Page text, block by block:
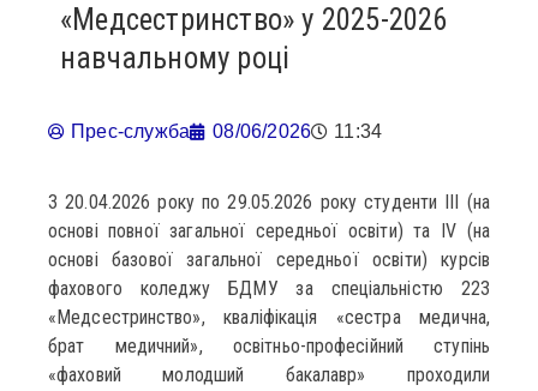
«Медсестринство» у 2025-2026
навчальному році
Прес-служба 08/06/2026 11:34
З 20.04.2026 року по 29.05.2026 року студенти ІІІ (на
основі повної загальної середньої освіти) та ІV (на
основі базової загальної середньої освіти) курсів
фахового коледжу БДМУ за спеціальністю 223
«Медсестринство», кваліфікація «сестра медична,
брат медичний», освітньо-професійний ступінь
«фаховий молодший бакалавр» проходили